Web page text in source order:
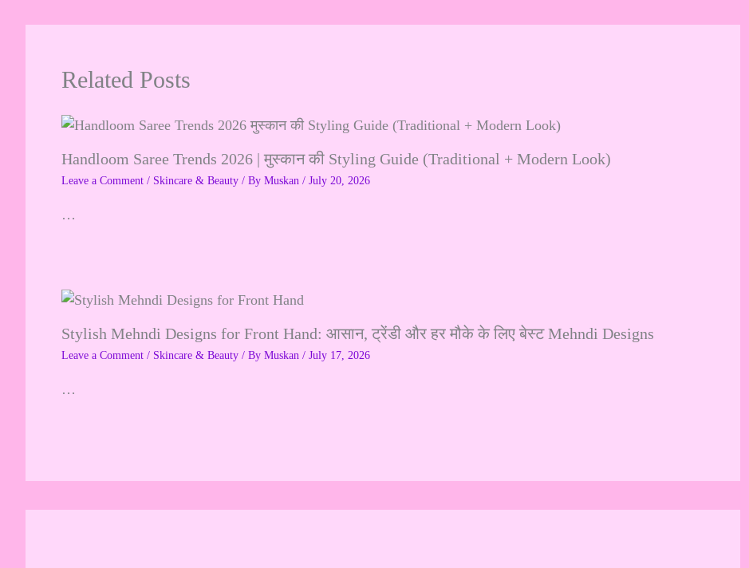
Related Posts
Handloom Saree Trends 2026 | मुस्कान की Styling Guide (Traditional + Modern Look)
Leave a Comment / Skincare & Beauty / By Muskan / July 20, 2026
…
Stylish Mehndi Designs for Front Hand: आसान, ट्रेंडी और हर मौके के लिए बेस्ट Mehndi Designs
Leave a Comment / Skincare & Beauty / By Muskan / July 17, 2026
…